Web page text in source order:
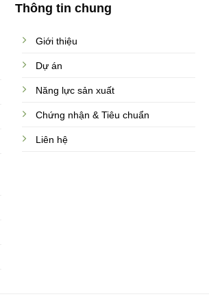
Thông tin chung
Giới thiệu
Dự án
Năng lực sản xuất
Chứng nhận & Tiêu chuẩn
Liên hệ